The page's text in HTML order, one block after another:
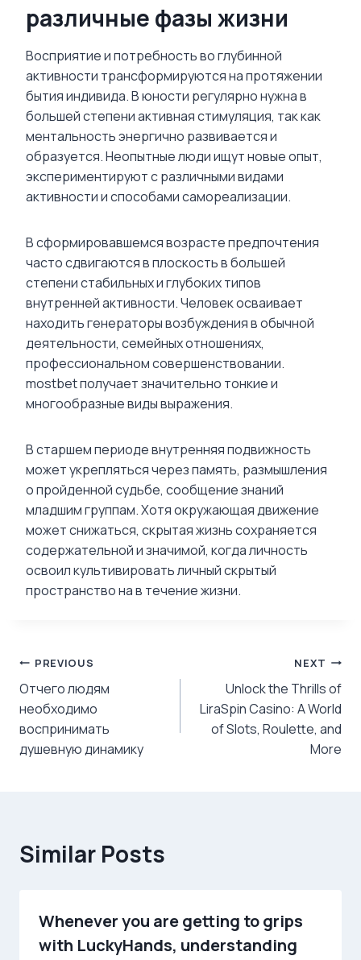
различные фазы жизни
Восприятие и потребность во глубинной
активности трансформируются на протяжении
бытия индивида. В юности регулярно нужна в
большей степени активная стимуляция, так как
ментальность энергично развивается и
образуется. Неопытные люди ищут новые опыт,
экспериментируют с различными видами
активности и способами самореализации.
В сформировавшемся возрасте предпочтения
часто сдвигаются в плоскость в большей
степени стабильных и глубоких типов
внутренней активности. Человек осваивает
находить генераторы возбуждения в обычной
деятельности, семейных отношениях,
профессиональном совершенствовании.
mostbet получает значительно тонкие и
многообразные виды выражения.
В старшем периоде внутренняя подвижность
может укрепляться через память, размышления
о пройденной судьбе, сообщение знаний
младшим группам. Хотя окружающая движение
может снижаться, скрытая жизнь сохраняется
содержательной и значимой, когда личность
освоил культивировать личный скрытый
пространство на в течение жизни.
Post
navigation
PREVIOUS
Отчего людям
необходимо
воспринимать
душевную динамику
NEXT
Unlock the Thrills of
LiraSpin Casino: A World
of Slots, Roulette, and
More
Similar Posts
Whenever you are getting to grips
with LuckyHands, understanding